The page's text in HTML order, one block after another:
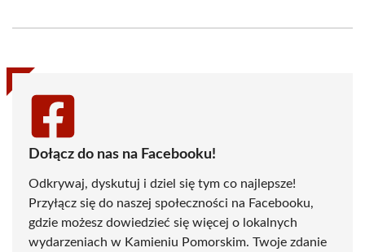
(Twitter)
Dołącz do nas na Facebooku!
Odkrywaj, dyskutuj i dziel się tym co najlepsze!
Przyłącz się do naszej społeczności na Facebooku,
gdzie możesz dowiedzieć się więcej o lokalnych
wydarzeniach w Kamieniu Pomorskim. Twoje zdanie